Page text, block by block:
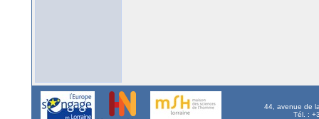
44, avenue de
Tél. :